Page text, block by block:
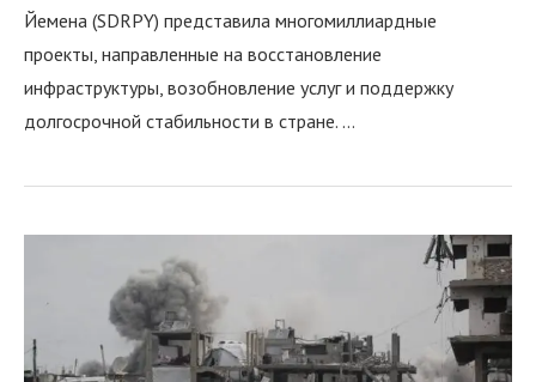
Йемена (SDRPY) представила многомиллиардные
проекты, направленные на восстановление
инфраструктуры, возобновление услуг и поддержку
долгосрочной стабильности в стране. …